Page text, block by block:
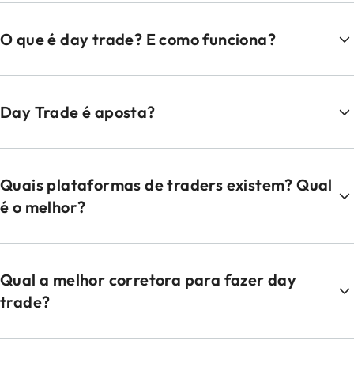
O que é day trade? E como funciona?
Day Trade é aposta?
Quais plataformas de traders existem? Qual
é o melhor?
Qual a melhor corretora para fazer day
trade?